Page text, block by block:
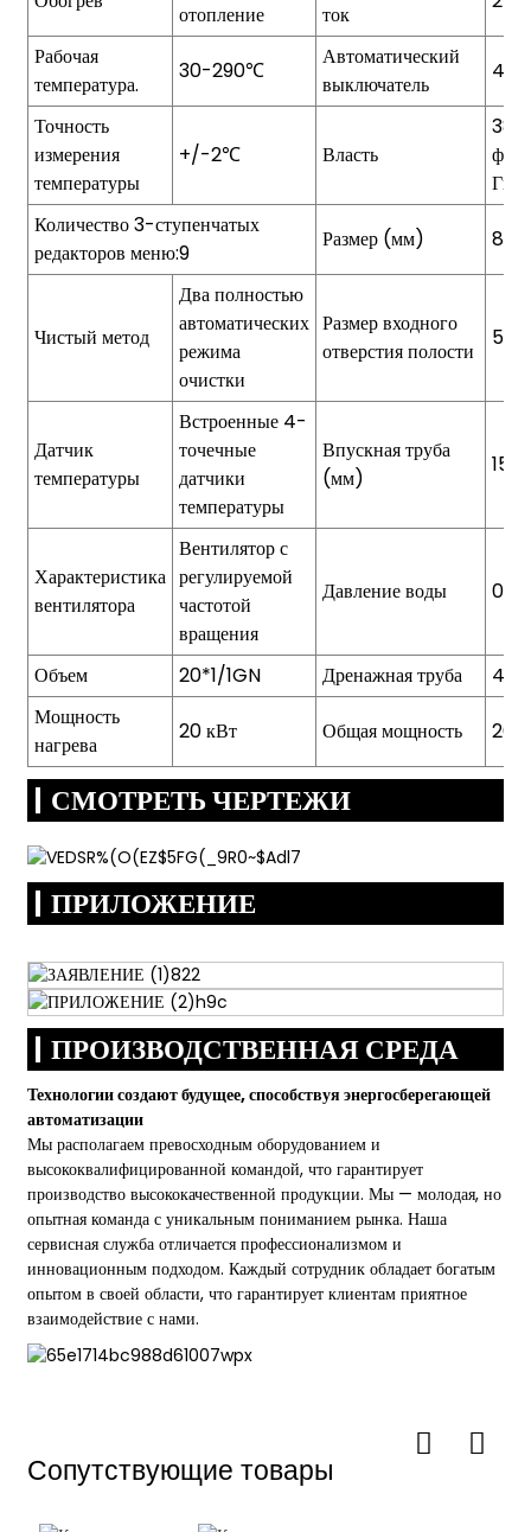
отопление ток
Рабочая
температура.
30-290℃
Автоматический
выключатель
40А
Точность
измерения
температуры
+/-2℃ Власть
Гц/
Количество 3-ступенчатых
редакторов меню:9
Размер (мм)
Чистый метод
Два полностью
автоматических
режима
очистки
Размер входного
отверстия полости
Датчик
температуры
Встроенные 4-
точечные
датчики
температуры
Впускная труба
(мм)
15
Характеристика
вентилятора
Вентилятор с
регулируемой
частотой
вращения
Давление воды
Объем 20*1/1GN Дренажная труба
42
Мощность
нагрева
20 кВт Общая мощность 20
СМОТРЕТЬ ЧЕРТЕЖИ
ПРИЛОЖЕНИЕ
ПРОИЗВОДСТВЕННАЯ СРЕДА
Технологии создают будущее, способствуя энергосберегающей
автоматизации
Мы располагаем превосходным оборудованием и
высококвалифицированной командой, что гарантирует
производство высококачественной продукции. Мы — молодая, но
опытная команда с уникальным пониманием рынка. Наша
сервисная служба отличается профессионализмом и
инновационным подходом. Каждый сотрудник обладает богатым
опытом в своей области, что гарантирует клиентам приятное
взаимодействие с нами.
Сопутствующие товары